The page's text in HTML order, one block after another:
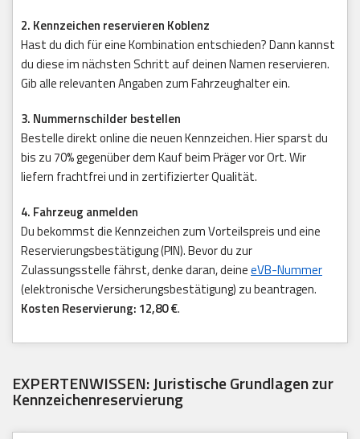
2. Kennzeichen reservieren Koblenz
Hast du dich für eine Kombination entschieden? Dann kannst
du diese im nächsten Schritt auf deinen Namen reservieren.
Gib alle relevanten Angaben zum Fahrzeughalter ein.
3. Nummernschilder bestellen
Bestelle direkt online die neuen Kennzeichen. Hier sparst du
bis zu 70% gegenüber dem Kauf beim Präger vor Ort. Wir
liefern frachtfrei und in zertifizierter Qualität.
4. Fahrzeug anmelden
Du bekommst die Kennzeichen zum Vorteilspreis und eine
Reservierungsbestätigung (PIN). Bevor du zur
Zulassungsstelle fährst, denke daran, deineeVB-Nummer
(elektronische Versicherungsbestätigung) zu beantragen.
Kosten Reservierung: 12,80 €.
EXPERTENWISSEN: Juristische Grundlagen zur
Kennzeichenreservierung